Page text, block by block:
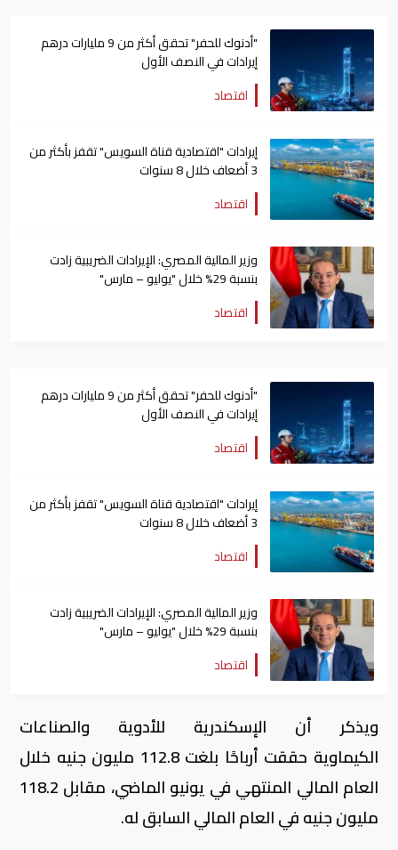
"أدنوك للحفر" تحقق أكثر من 9 مليارات درهم
إيرادات في النصف الأول
اقتصاد
إيرادات "اقتصادية قناة السويس" تقفز بأكثر من
3 أضعاف خلال 8 سنوات
اقتصاد
وزير المالية المصري: الإيرادات الضريبية زادت
بنسبة 29% خلال "يوليو – مارس"
اقتصاد
"أدنوك للحفر" تحقق أكثر من 9 مليارات درهم
إيرادات في النصف الأول
اقتصاد
إيرادات "اقتصادية قناة السويس" تقفز بأكثر من
3 أضعاف خلال 8 سنوات
اقتصاد
وزير المالية المصري: الإيرادات الضريبية زادت
بنسبة 29% خلال "يوليو – مارس"
اقتصاد
ويذكر أن الإسكندرية للأدوية والصناعات
الكيماوية حققت أرباحًا بلغت 112.8 مليون جنيه خلال
العام المالي المنتهي في يونيو الماضي، مقابل 118.2
مليون جنيه في العام المالي السابق له.